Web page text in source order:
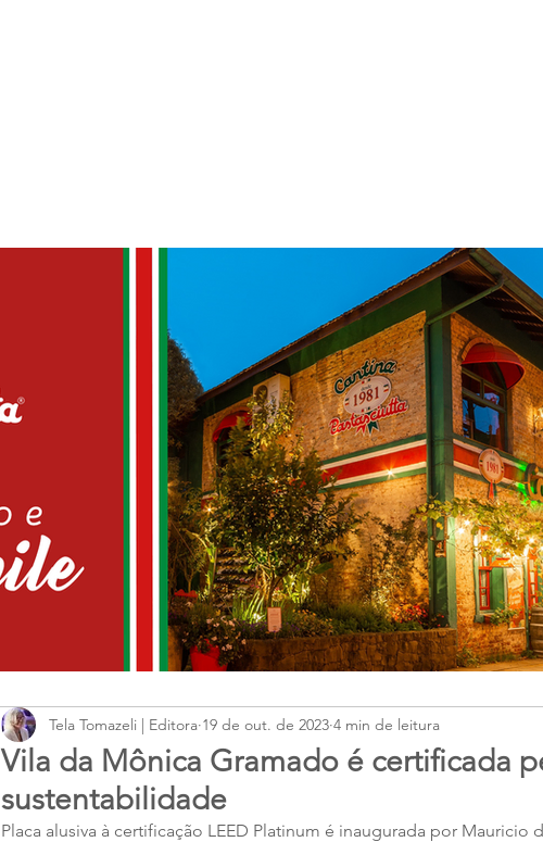
Vila da Mônica Gramado é certificada
sustentabilidade
Tela Tomazeli | Editora 19 de out. de 2023 4 min de leitura
Placa alusiva à certificação LEED Platinum é inaugurada por Mauricio